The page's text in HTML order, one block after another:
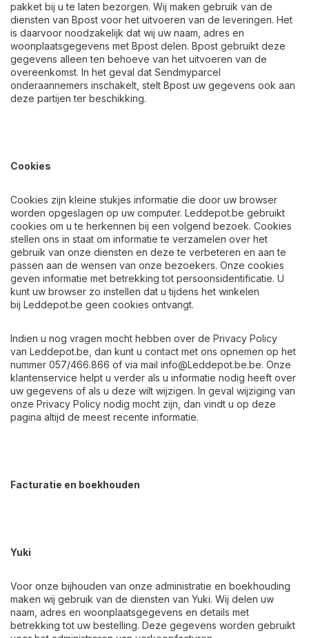
pakket bij u te laten bezorgen. Wij maken gebruik van de
diensten van Bpost voor het uitvoeren van de leveringen. Het
is daarvoor noodzakelijk dat wij uw naam, adres en
woonplaatsgegevens met Bpost delen. Bpost gebruikt deze
gegevens alleen ten behoeve van het uitvoeren van de
overeenkomst. In het geval dat Sendmyparcel
onderaannemers inschakelt, stelt Bpost uw gegevens ook aan
deze partijen ter beschikking.
Cookies
Cookies zijn kleine stukjes informatie die door uw browser
worden opgeslagen op uw computer. Leddepot.be gebruikt
cookies om u te herkennen bij een volgend bezoek. Cookies
stellen ons in staat om informatie te verzamelen over het
gebruik van onze diensten en deze te verbeteren en aan te
passen aan de wensen van onze bezoekers. Onze cookies
geven informatie met betrekking tot persoonsidentificatie. U
kunt uw browser zo instellen dat u tijdens het winkelen
bij Leddepot.be geen cookies ontvangt.
Indien u nog vragen mocht hebben over de Privacy Policy
van Leddepot.be , dan kunt u contact met ons opnemen op het
nummer 057/466.866 of via mail info@Leddepot.be.be. Onze
klantenservice helpt u verder als u informatie nodig heeft over
uw gegevens of als u deze wilt wijzigen. In geval wijziging van
onze Privacy Policy nodig mocht zijn, dan vindt u op deze
pagina altijd de meest recente informatie.
Facturatie en boekhouden
Yuki
Voor onze bijhouden van onze administratie en boekhouding
maken wij gebruik van de diensten van Yuki. Wij delen uw
naam, adres en woonplaatsgegevens en details met
betrekking tot uw bestelling. Deze gegevens worden gebruikt